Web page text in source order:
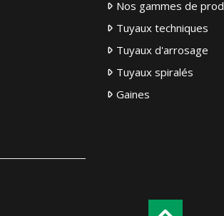
Nos gammes de
Tuyaux techniques
Tuyaux d'arrosage
Tuyaux spiralés
Gaines